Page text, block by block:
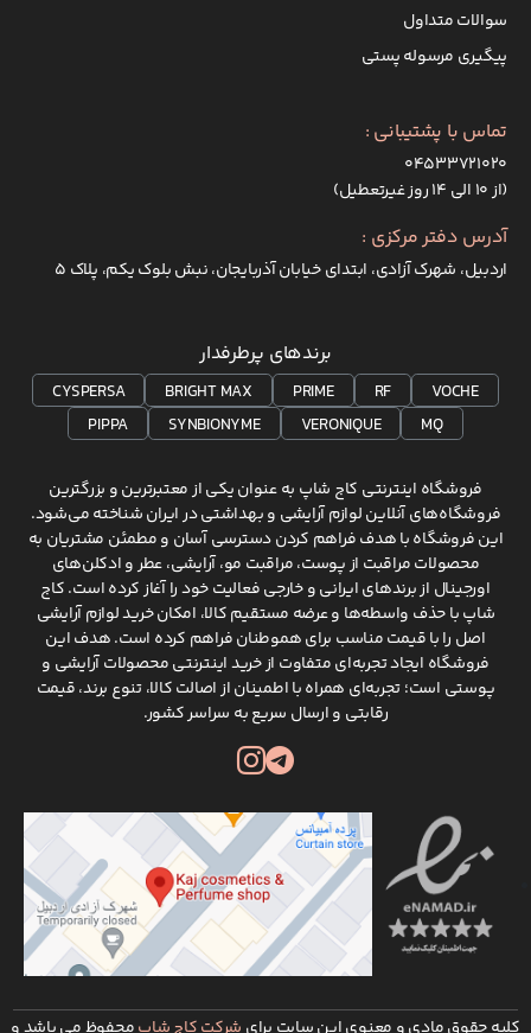
سوالات متداول
پیگیری مرسوله پستی
تماس با پشتیبانی :
۰۴۵۳۳۷۲۱۰۲۰
(از ۱۰ الی ۱۴ روز غیرتعطیل)
آدرس دفتر مرکزی :
اردبیل، شهرک آزادی، ابتدای خیابان آذربایجان، نبش بلوک یکم، پلاک 5
برندهای پرطرفدار
VOCHE
RF
PRIME
BRIGHT MAX
CYSPERSA
MQ
VERONIQUE
SYNBIONYME
PIPPA
فروشگاه اینترنتی کاج شاپ به عنوان یکی از معتبرترین و بزرگترین
فروشگاه‌های آنلاین لوازم آرایشی و بهداشتی در ایران شناخته می‌شود.
این فروشگاه با هدف فراهم کردن دسترسی آسان و مطمئن مشتریان به
محصولات مراقبت از پوست، مراقبت مو، آرایشی، عطر و ادکلن‌های
اورجینال از برندهای ایرانی و خارجی فعالیت خود را آغاز کرده است. کاج
شاپ با حذف واسطه‌ها و عرضه مستقیم کالا، امکان خرید لوازم آرایشی
اصل را با قیمت مناسب برای هموطنان فراهم کرده است. هدف این
فروشگاه ایجاد تجربه‌ای متفاوت از خرید اینترنتی محصولات آرایشی و
پوستی است؛ تجربه‌ای همراه با اطمینان از اصالت کالا، تنوع برند، قیمت
رقابتی و ارسال سریع به سراسر کشور.